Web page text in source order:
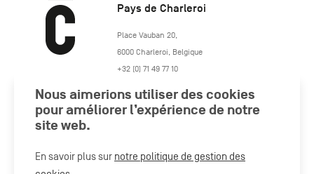
Pays de Charleroi
https://www.paysdecharleroi.be/
Place Vauban 20,
6000 Charleroi Belgique
+32 (0) 71 49 77 10
Nous aimerions utiliser des cookies
pour améliorer l’expérience de notre
site web.
En savoir plus sur notre politique de gestion des